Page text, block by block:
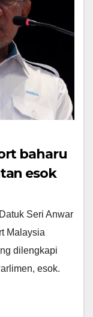
baharu
esok
Seri Anwar
Malaysia
dilengkapi
esok.